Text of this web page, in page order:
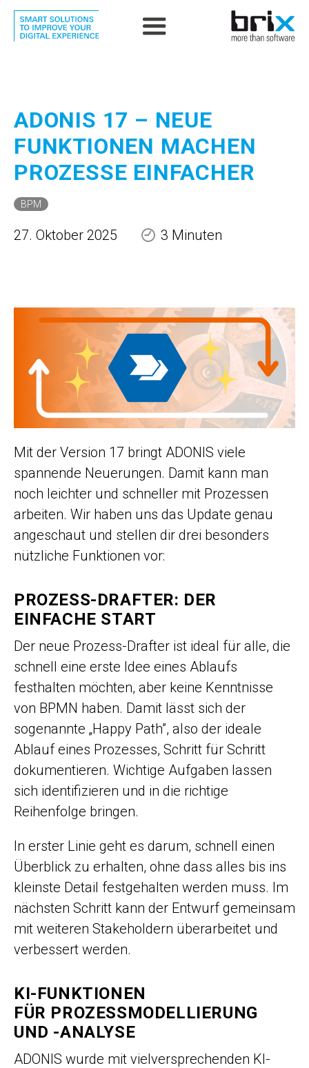
ADONIS 17 – NEUE
FUNKTIONEN MACHEN
PROZESSE EINFACHER
BPM
27. Oktober 2025 3 Minuten
Mit der Version 17 bringt ADONIS viele
spannende Neuerungen. Damit kann man
noch leichter und schneller mit Prozessen
arbeiten. Wir haben uns das Update genau
angeschaut und stellen dir drei besonders
nützliche Funktionen vor:
PROZESS-DRAFTER: DER
EINFACHE START
Der neue Prozess-Drafter ist ideal für alle, die
schnell eine erste Idee eines Ablaufs
festhalten möchten, aber keine Kenntnisse
von BPMN haben. Damit lässt sich der
sogenannte „Happy Path”, also der ideale
Ablauf eines Prozesses, Schritt für Schritt
dokumentieren. Wichtige Aufgaben lassen
sich identifizieren und in die richtige
Reihenfolge bringen.
In erster Linie geht es darum, schnell einen
Überblick zu erhalten, ohne dass alles bis ins
kleinste Detail festgehalten werden muss. Im
nächsten Schritt kann der Entwurf gemeinsam
mit weiteren Stakeholdern überarbeitet und
verbessert werden.
KI-FUNKTIONEN
FÜR PROZESSMODELLIERUNG
UND -ANALYSE
ADONIS wurde mit vielversprechenden KI-